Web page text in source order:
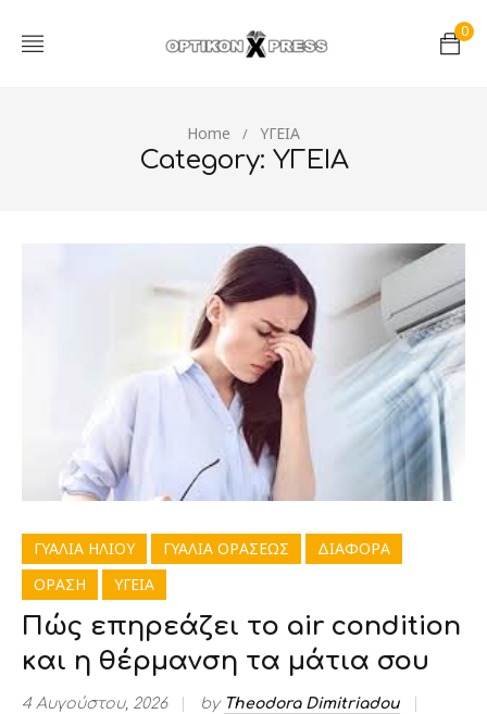
0
Home / ΥΓΕΙΑ
Category: ΥΓΕΙΑ
ΓΥΑΛΙΑ ΗΛΙΟΥ ΓΥΑΛΙΑ ΟΡΑΣΕΩΣ
ΔΙΑΦΟΡΑ
ΟΡΑΣΗ
ΥΓΕΙΑ
Πώς επηρεάζει το air condition
και η θέρμανση τα μάτια σου
4 Αυγούστου, 2026 by Theodora Dimitriadou